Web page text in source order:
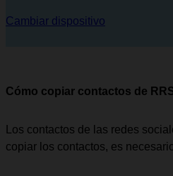
Cambiar dispositivo
Cómo copiar contactos de
Los contactos de las redes
copiar los contactos, es